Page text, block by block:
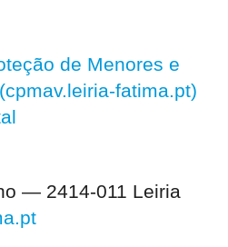
de Menores e
fatima.pt)
— 2414-011 Leiria